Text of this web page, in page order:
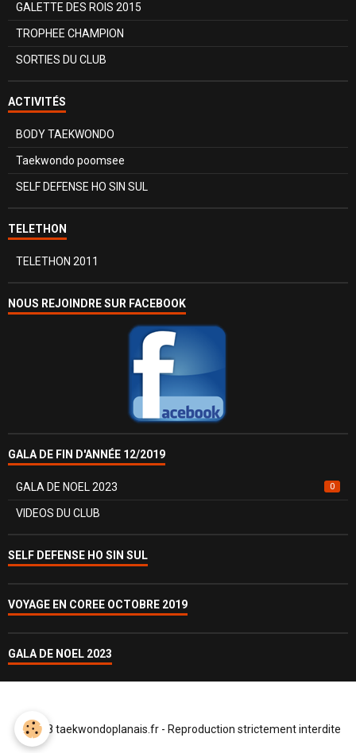
GALETTE DES ROIS 2015
TROPHEE CHAMPION
SORTIES DU CLUB
ACTIVITÉS
BODY TAEKWONDO
Taekwondo poomsee
SELF DEFENSE HO SIN SUL
TELETHON
TELETHON 2011
NOUS REJOINDRE SUR FACEBOOK
GALA DE FIN D'ANNÉE 12/2019
GALA DE NOEL 2023 0
VIDEOS DU CLUB
SELF DEFENSE HO SIN SUL
VOYAGE EN COREE OCTOBRE 2019
GALA DE NOEL 2023
© 2018 taekwondoplanais.fr - Reproduction strictement interdite